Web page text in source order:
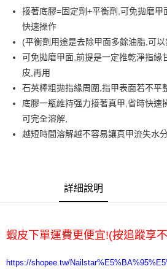
每筆NT$65，滿NT$2,000(含以上)免運費
7-11取貨付款
每筆NT$65，滿NT$2,000(含以上)免運費
宅配
每筆NT$100，滿NT$2,000(含以上)免運費
接著底膠=固定劑+平衡劑,可免拋磨
快速操作
(平衡劑用途是去除甲面多餘油脂,可
可免拋磨甲面,前提是一定推乾淨指緣
皮,再用
石英棒粗拋指緣周圍,指甲表面若不平
底膠一瓶維持强力接著真甲,省時快速
可完全溶解,
越短時間溶解越不容易讓真甲流失水
詳細說明
蝦皮下單運費更便宜!(按追蹤享
https://shopee.tw/